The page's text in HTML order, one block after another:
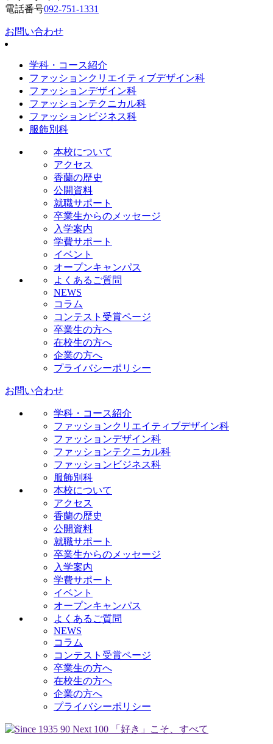
電話番号092-751-1331
お問い合わせ
学科・コース紹介
ファッションクリエイティブデザイン科
ファッションデザイン科
ファッションテクニカル科
ファッションビジネス科
服飾別科
本校について
アクセス
香蘭の歴史
公開資料
就職サポート
卒業生からのメッセージ
入学案内
学費サポート
イベント
オープンキャンパス
よくあるご質問
NEWS
コラム
コンテスト受賞ページ
卒業生の方へ
在校生の方へ
企業の方へ
プライバシーポリシー
お問い合わせ
学科・コース紹介
ファッションクリエイティブデザイン科
ファッションデザイン科
ファッションテクニカル科
ファッションビジネス科
服飾別科
本校について
アクセス
香蘭の歴史
公開資料
就職サポート
卒業生からのメッセージ
入学案内
学費サポート
イベント
オープンキャンパス
よくあるご質問
NEWS
コラム
コンテスト受賞ページ
卒業生の方へ
在校生の方へ
企業の方へ
プライバシーポリシー